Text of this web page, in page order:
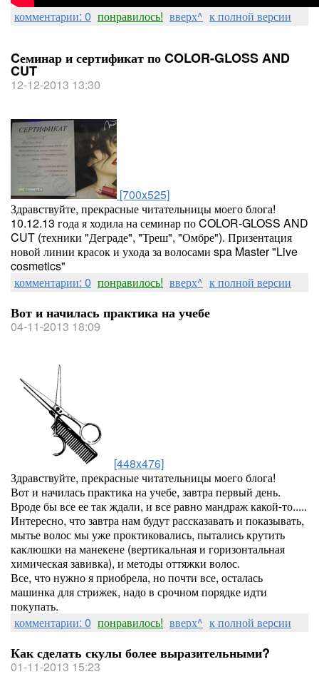
комментарии: 0 понравилось! вверх^ к полной версии
Cеминар и сертификат по COLOR-GLOSS AND
CUT
12-12-2013 13:30
[700x525]
Здравствуйте, прекрасные читательницы моего блога!
10.12.13 года я ходила на семинар по COLOR-GLOSS AND
CUT (техники "Деграде", "Треш", "Омбре"). Призентация
новой линии красок и ухода за волосами spa Master "Live
cosmetics"
комментарии: 0 понравилось! вверх^ к полной версии
Вот и начилась практика на учебе
04-11-2013 18:09
[448x476]
Здравствуйте, прекрасные читательницы моего блога!
Вот и начилась практика на учебе, завтра первый день.
Вроде бы все ее так ждали, и все равно мандраж какой-то.....
Интересно, что завтра нам будут рассказавать и показывать,
мытье волос мы уже проктиковались, пытались крутить
каклюшки на манекене (вертикальная и горизонтальная
химическая завивка), и методы оттяжки волос.
Все, что нужно я приобрела, но почти все, осталась
машинка для стрижек, надо в срочном порядке идти
покупать.
комментарии: 0 понравилось! вверх^ к полной версии
Как сделать скулы более выразительными?
01-11-2013 15:23